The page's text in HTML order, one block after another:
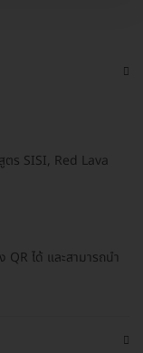
ตร SISI, Red Lava
ได้ และสามารถนำ